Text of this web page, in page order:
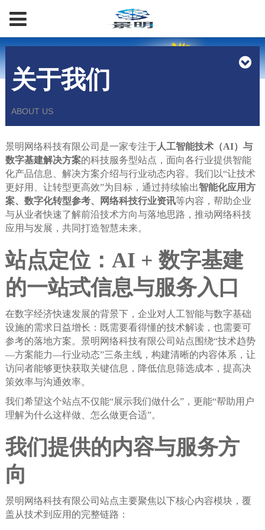
关于我们
ABOUT US
景明网络科技有限公司是一家专注于人工智能技术（AI） 与
数字基建解决方案的科技服务型站点，面向各行业提供智能
化产品信息、解决方案介绍与行业动态内容。我们以“让技术
更好用、让转型更高效”为目标，通过持续输出智能化应用方
案、数字化转型参考、网络科技行业资讯等内容，帮助企业
与从业者快速了解前沿技术方向与落地思路，推动网络科技
应用与发展，共同打造智慧未来。
站点定位：AI + 数字基建
的一站式信息与服务入口
在数字经济快速发展的背景下，企业对人工智能与数字基础
设施的需求日益增长：既需要看得懂的技术解读，也需要可
参考的落地方案。景明网络科技有限公司站点围绕“技术趋势
—方案能力—行业动态”三条主线，构建清晰的内容体系，让
访问者能够更快获取关键信息，降低信息筛选成本，提高决
策效率与沟通效率。
我们希望这个站点不仅能“展示我们做什么”，更能“帮助用户
理解为什么这样做、怎么做更合适”。
我们提供的内容与服务方
向
景明网络科技有限公司站点主要聚焦以下核心内容模块，覆
盖从技术到应用的完整链路：